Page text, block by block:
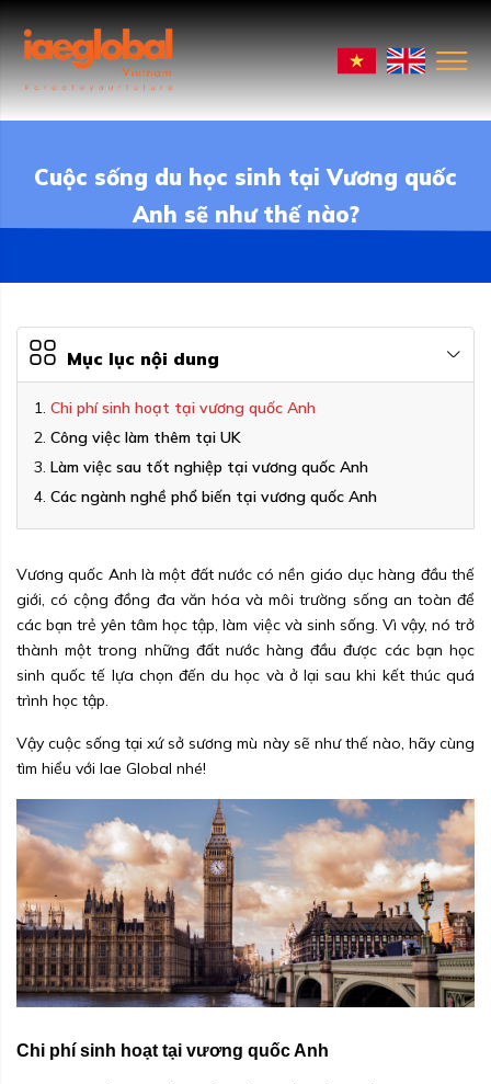
Cuộc sống du học sinh tại Vương quốc
Anh sẽ như thế nào?
Mục lục nội dung
Chi phí sinh hoạt tại vương quốc Anh
Công việc làm thêm tại UK
Làm việc sau tốt nghiệp tại vương quốc Anh
Các ngành nghề phổ biến tại vương quốc Anh
Vương quốc Anh là một đất nước có nền giáo dục hàng đầu thế
giới, có cộng đồng đa văn hóa và môi trường sống an toàn để
các bạn trẻ yên tâm học tập, làm việc và sinh sống. Vì vậy, nó trở
thành một trong những đất nước hàng đầu được các bạn học
sinh quốc tế lựa chọn đến du học và ở lại sau khi kết thúc quá
trình học tập.
Vậy cuộc sống tại xứ sở sương mù này sẽ như thế nào, hãy cùng
tìm hiểu với Iae Global nhé!
Chi phí sinh hoạt tại vương quốc Anh